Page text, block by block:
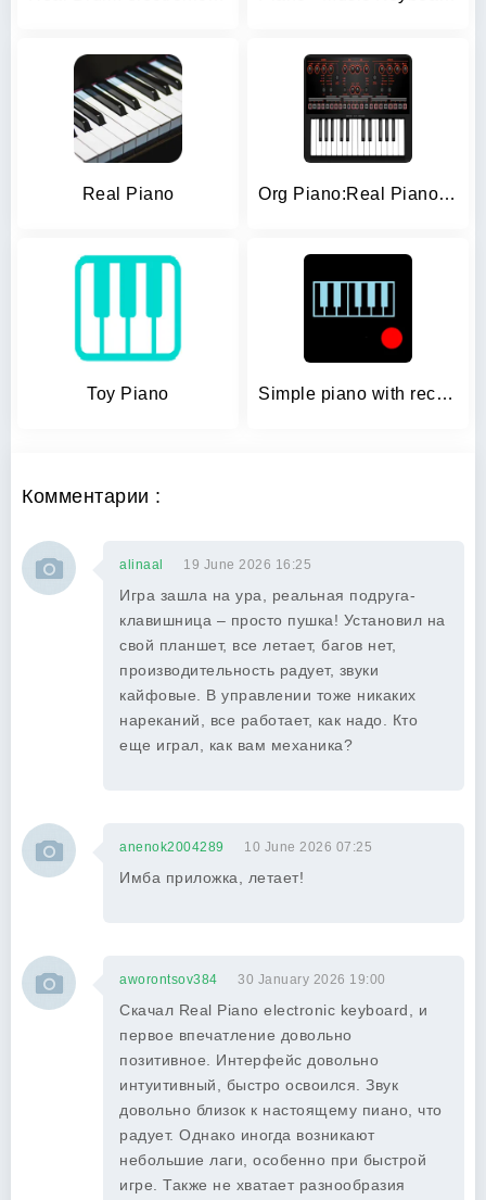
Real Piano Org Piano:Real Piano Keyboard
Toy Piano Simple piano with recorder
Комментарии :
alinaal 19 June 2026 16:25
Игра зашла на ура, реальная подруга-
клавишница – просто пушка! Установил на
свой планшет, все летает, багов нет,
производительность радует, звуки
кайфовые. В управлении тоже никаких
нареканий, все работает, как надо. Кто
еще играл, как вам механика?
anenok2004289 10 June 2026 07:25
Имба приложка, летает!
aworontsov384 30 January 2026 19:00
Скачал Real Piano electronic keyboard, и
первое впечатление довольно
позитивное. Интерфейс довольно
интуитивный, быстро освоился. Звук
довольно близок к настоящему пиано, что
радует. Однако иногда возникают
небольшие лаги, особенно при быстрой
игре. Также не хватает разнообразия